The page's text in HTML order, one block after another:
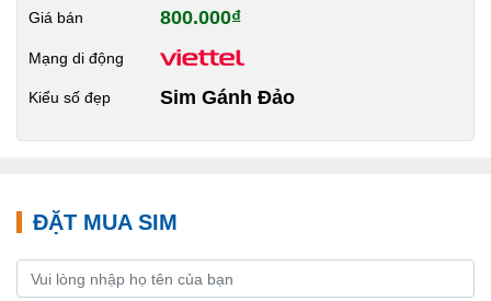
Giá bán 800.000₫
Mạng di động
Kiểu số đẹp Sim Gánh Đảo
ĐẶT MUA SIM